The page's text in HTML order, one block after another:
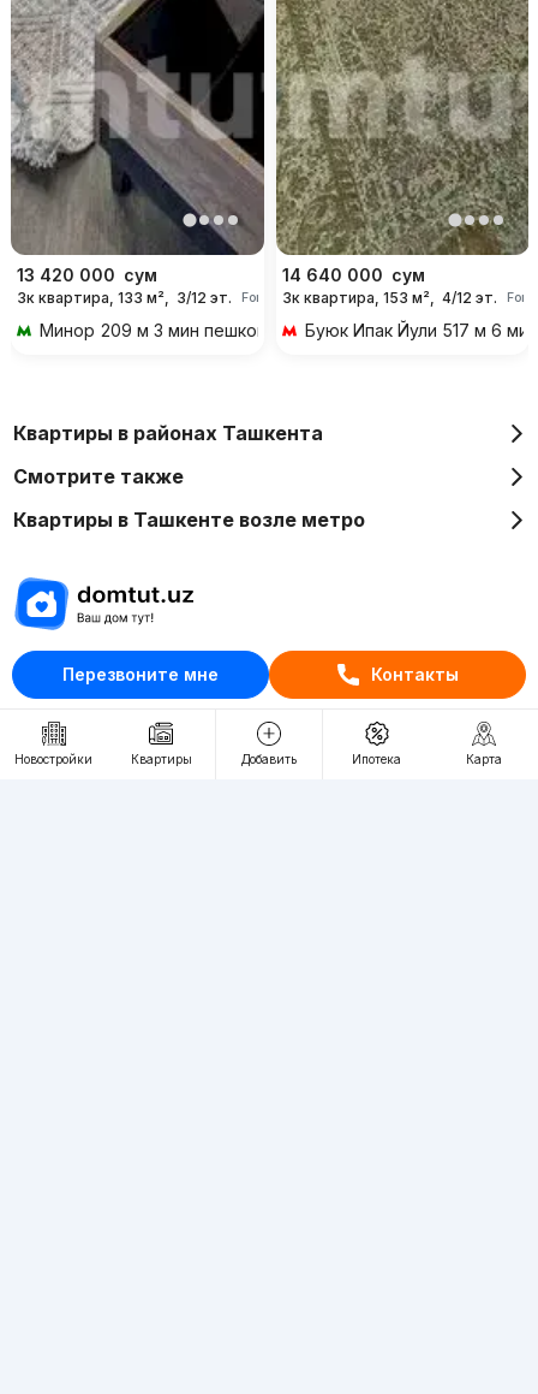
Перезвоните мне Контакты
13 420 000 сум
3к квартира, 133 м², 3/12 эт. For days
Минор 209 м 3 мин пешком
14 640 000 сум
3к квартира, 153 м², 4/12 эт. For
Буюк Ипак Йули 517 м 6
Новостройки Квартиры Добавить Ипотека Карта
Квартиры в районах Ташкента
Смотрите также
Квартиры в Ташкенте возле метро
Отдел рекламы
+998 (78) 113-20-86
+998 (93) 390-30-10
Пн-Пт. С 9:30 до 18:00